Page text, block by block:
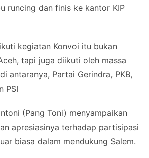
runcing dan finis ke kantor KIP
kegiatan Konvoi itu bukan
tapi juga diikuti oleh massa
antaranya, Partai Gerindra, PKB,
PSI
(Pang Toni) menyampaikan
apresiasinya terhadap partisipasi
biasa dalam mendukung Salem.